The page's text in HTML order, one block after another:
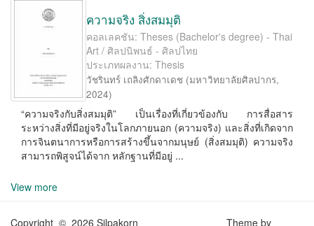
ความจริง สิ่งสมมุติ
คอลเลคชัน: Theses (Bachelor's degree) - Thai
Art / ศิลปนิพนธ์ - ศิลปไทย
ประเภทผลงาน: Thesis
วัชรินทร์ เถลิงศักดาเดช (มหาวิทยาลัยศิลปากร,
2024)
“ความจริงกับสิ่งสมมุติ” เป็นเรื่องที่เกี่ยวข้องกับ การสื่อสาร
ระหว่างสิ่งที่มีอยู่จริงในโลกภายนอก (ความจริง) และสิ่งที่เกิดจาก
การจินตนาการหรือการสร้างขึ้นจากมนุษย์ (สิ่งสมมุติ) ความจริง
สามารถพิสูจน์ได้จาก หลักฐานที่มีอยู่ ...
View more
Copyright © 2026 Silpakorn Theme by